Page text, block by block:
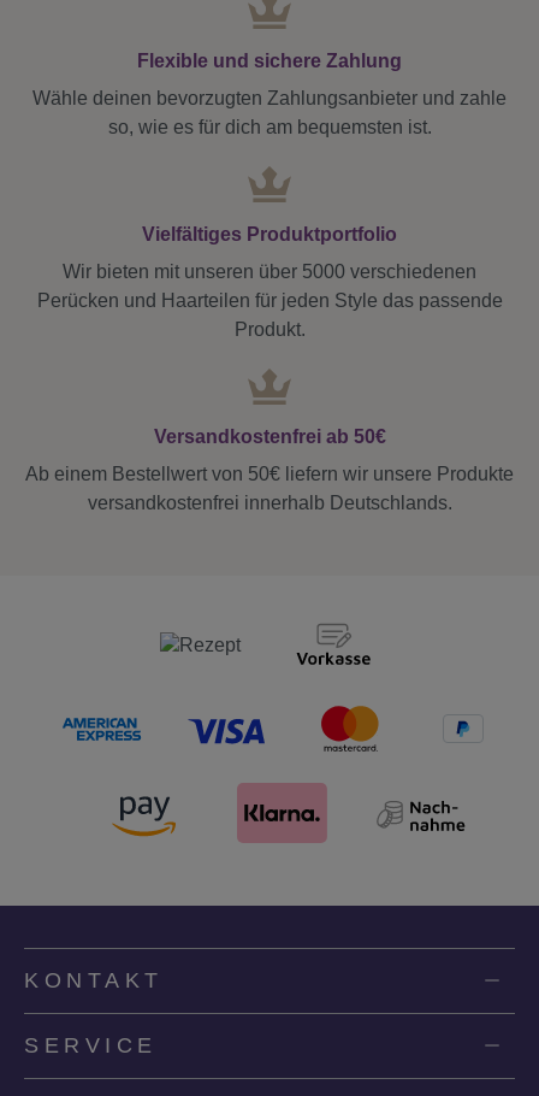
Flexible und sichere Zahlung
Wähle deinen bevorzugten Zahlungsanbieter und zahle
so, wie es für dich am bequemsten ist.
Vielfältiges Produktportfolio
Wir bieten mit unseren über 5000 verschiedenen
Perücken und Haarteilen für jeden Style das passende
Produkt.
Versandkostenfrei ab 50€
Ab einem Bestellwert von 50€ liefern wir unsere Produkte
versandkostenfrei innerhalb Deutschlands.
KONTAKT
SERVICE